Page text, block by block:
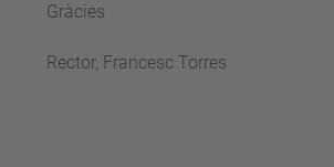
Gràcies
Rector, Francesc Torres